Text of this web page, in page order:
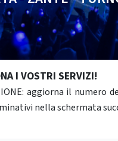
I VOSTRI SERVIZI!
aggiorna il
nella schermata